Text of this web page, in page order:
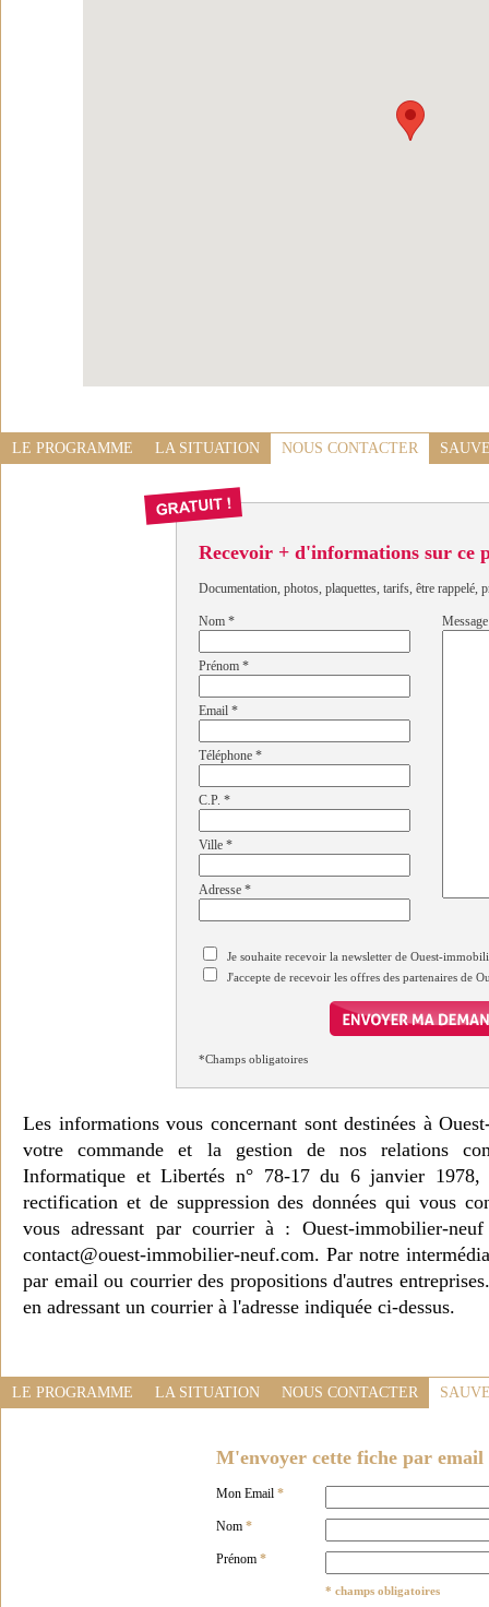
LE PROGRAMME LA SITUATION NOUS CONTACTER
Recevoir + d'informations sur ce
Documentation, photos, plaquettes, tarifs, être rappelé,
Nom *
Prénom *
Email *
Téléphone *
C.P. *
Ville *
Adresse *
Message
Je souhaite recevoir la newsletter de Ouest-
J'accepte de recevoir les offres des partenaires de
*Champs obligatoires
Les informations vous concernant sont destinées à
votre commande et la gestion de nos relations
Informatique et Libertés n° 78-17 du 6 janvier 1978,
rectification et de suppression des données qui vous
vous adressant par courrier à : Ouest-immobilier-
contact@ouest-immobilier-neuf.com. Par notre
par email ou courrier des propositions d'autres
en adressant un courrier à l'adresse indiquée ci-dessus.
LE PROGRAMME LA SITUATION NOUS CONTACTER
M'envoyer cette fiche par email
Mon Email *
Nom *
Prénom *
* champs obligatoires